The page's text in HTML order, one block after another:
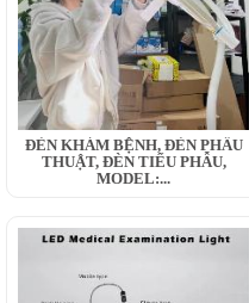
ĐÈN KHÁM BỆNH, ĐÈN PHẪU
THUẬT, ĐÈN TIỂU PHẪU,
MODEL:...